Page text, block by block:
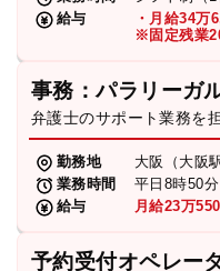
給与
・月給34万
※固定残業
事務：パラリーガ
弁護士のサポート業務を
勤務地
大阪（大阪
業務時間
平日8時50
給与
月給23万
予約受付オペレー
求人採用
お知らせ